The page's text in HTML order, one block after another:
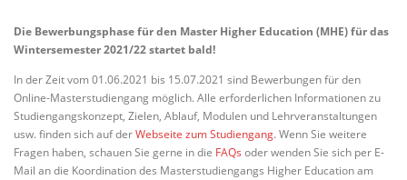
Die Bewerbungsphase für den Master Higher Education (MHE) für das
Wintersemester 2021/22 startet bald!
In der Zeit vom 01.06.2021 bis 15.07.2021 sind Bewerbungen für den
Online-Masterstudiengang möglich. Alle erforderlichen Informationen zu
Studiengangskonzept, Zielen, Ablauf, Modulen und Lehrveranstaltungen
usw. finden sich auf derWebseite zum Studiengang. Wenn Sie weitere
Fragen haben, schauen Sie gerne in die FAQs oder wenden Sie sich per E-
Mail an die Koordination des Masterstudiengangs Higher Education am